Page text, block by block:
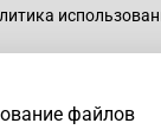
файлов